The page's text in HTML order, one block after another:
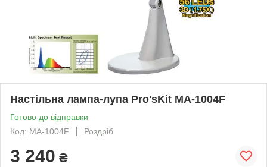
Настільна лампа-лупа Pro'sKit MA-1004F
Готово до відправки
Код: MA-1004F
Роздріб
3 240 ₴